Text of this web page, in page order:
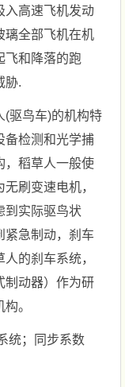
入高速飞机发动
璃全部飞机在机
飞和降落的跑
胁.
(驱鸟车)的机构特
备检测和光学捕
，稻草人一般使
刷变速电机，
到实际驱鸟状
紧急制动，刹车
的刹车系统，
制动器）作为研
。
统；同步系数